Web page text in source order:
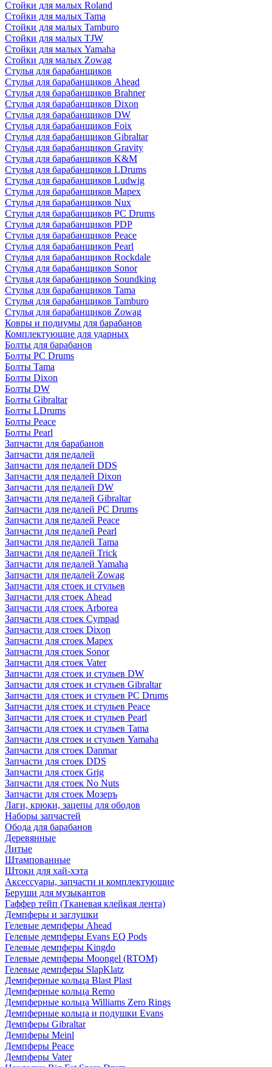
Стойки для малых Roland
Стойки для малых Tama
Стойки для малых Tamburo
Стойки для малых TJW
Стойки для малых Yamaha
Стойки для малых Zowag
Стулья для барабанщиков
Стулья для барабанщиков Ahead
Стулья для барабанщиков Brahner
Стулья для барабанщиков Dixon
Стулья для барабанщиков DW
Стулья для барабанщиков Foix
Стулья для барабанщиков Gibraltar
Стулья для барабанщиков Gravity
Стулья для барабанщиков K&M
Стулья для барабанщиков LDrums
Стулья для барабанщиков Ludwig
Стулья для барабанщиков Mapex
Стулья для барабанщиков Nux
Стулья для барабанщиков PC Drums
Стулья для барабанщиков PDP
Стулья для барабанщиков Peace
Стулья для барабанщиков Pearl
Стулья для барабанщиков Rockdale
Стулья для барабанщиков Sonor
Стулья для барабанщиков Soundking
Стулья для барабанщиков Tama
Стулья для барабанщиков Tamburo
Стулья для барабанщиков Zowag
Ковры и подиумы для барабанов
Комплектующие для ударных
Болты для барабанов
Болты PC Drums
Болты Tama
Болты Dixon
Болты DW
Болты Gibraltar
Болты LDrums
Болты Peace
Болты Pearl
Запчасти для барабанов
Запчасти для педалей
Запчасти для педалей DDS
Запчасти для педалей Dixon
Запчасти для педалей DW
Запчасти для педалей Gibraltar
Запчасти для педалей PC Drums
Запчасти для педалей Peace
Запчасти для педалей Pearl
Запчасти для педалей Tama
Запчасти для педалей Trick
Запчасти для педалей Yamaha
Запчасти для педалей Zowag
Запчасти для стоек и стульев
Запчасти для стоек Ahead
Запчасти для стоек Arborea
Запчасти для стоек Cympad
Запчасти для стоек Dixon
Запчасти для стоек Mapex
Запчасти для стоек Sonor
Запчасти для стоек Vater
Запчасти для стоек и стульев DW
Запчасти для стоек и стульев Gibraltar
Запчасти для стоек и стульев PC Drums
Запчасти для стоек и стульев Peace
Запчасти для стоек и стульев Pearl
Запчасти для стоек и стульев Tama
Запчасти для стоек и стульев Yamaha
Запчасти для стоек Danmar
Запчасти для стоек DDS
Запчасти для стоек Grig
Запчасти для стоек No Nuts
Запчасти для стоек Мозеръ
Лаги, крюки, зацепы для ободов
Наборы запчастей
Обода для барабанов
Деревянные
Литые
Штампованные
Штоки для хай-хэта
Аксессуары, запчасти и комплектующие
Беруши для музыкантов
Гаффер тейп (Тканевая клейкая лента)
Демпферы и заглушки
Гелевые демпферы Ahead
Гелевые демпферы Evans EQ Pods
Гелевые демпферы Kingdo
Гелевые демпферы Moongel (RTOM)
Гелевые демпферы SlapKlatz
Демпферные кольца Blast Plast
Демпферные кольца Remo
Демпферные кольца Williams Zero Rings
Демпферные кольца и подушки Evans
Демпферы Gibraltar
Демпферы Meinl
Демпферы Peace
Демпферы Vater